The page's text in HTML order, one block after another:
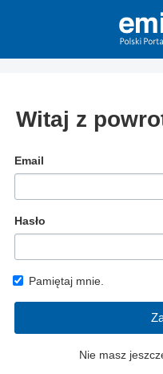
Witaj z
Email
Hasło
Pamiętaj mnie.
Nie masz